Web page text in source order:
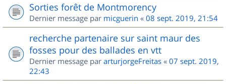
Sorties forêt de Montmorency
Dernier message par micguerin « 08 sept. 2019, 21:54
recherche partenaire sur saint maur des
fosses pour des ballades en vtt
Dernier message par arturjorgeFreitas « 07 sept. 2019,
22:43